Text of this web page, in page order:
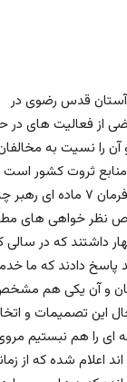
قدس رضوی در
از فعاليت هاى در
را نسیت به
ثروت کشور است
همچنین در مورد دليل ارسال نكردن بودجه و خدمات به استانها چيست و در نتيجه
نظر خواهى هاى
داشتند كه در سالى
به تصويب مى رسيد پاسخ دادند كه
و آن يكى هم
اين تصميمات و
اى را هم نبستيم
اعلام شده كه از